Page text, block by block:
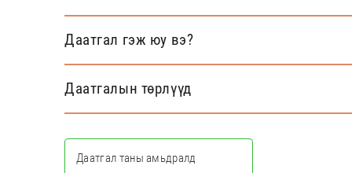
Даатгал гэж юу вэ?
Даатгалын төрлүүд
Даатгал таны амьдралд